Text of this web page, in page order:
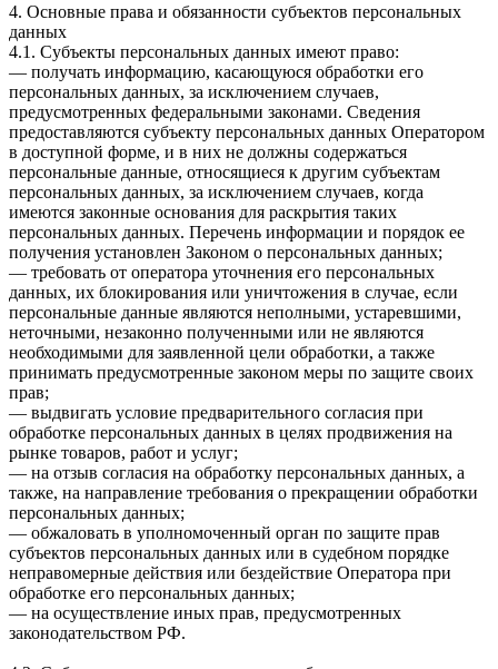
4. Основные права и обязанности субъектов персональных
данных
4.1. Субъекты персональных данных имеют право:
— получать информацию, касающуюся обработки его
персональных данных, за исключением случаев,
предусмотренных федеральными законами. Сведения
предоставляются субъекту персональных данных Оператором
в доступной форме, и в них не должны содержаться
персональные данные, относящиеся к другим субъектам
персональных данных, за исключением случаев, когда
имеются законные основания для раскрытия таких
персональных данных. Перечень информации и порядок ее
получения установлен Законом о персональных данных;
— требовать от оператора уточнения его персональных
данных, их блокирования или уничтожения в случае, если
персональные данные являются неполными, устаревшими,
неточными, незаконно полученными или не являются
необходимыми для заявленной цели обработки, а также
принимать предусмотренные законом меры по защите своих
прав;
— выдвигать условие предварительного согласия при
обработке персональных данных в целях продвижения на
рынке товаров, работ и услуг;
— на отзыв согласия на обработку персональных данных, а
также, на направление требования о прекращении обработки
персональных данных;
— обжаловать в уполномоченный орган по защите прав
субъектов персональных данных или в судебном порядке
неправомерные действия или бездействие Оператора при
обработке его персональных данных;
— на осуществление иных прав, предусмотренных
законодательством РФ.